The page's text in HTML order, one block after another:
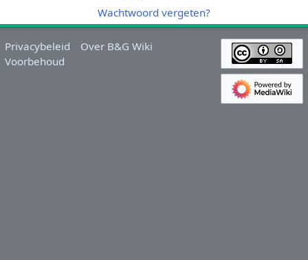
Wachtwoord vergeten?
Privacybeleid
Over B&G Wiki
Voorbehoud